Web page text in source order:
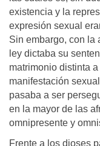
existencia y la
expresión sexual
Sin embargo, con la
ley dictaba su
matrimonio distinta
manifestación
pasaba a ser
en la mayor de las
omnipresente y
Frente a los dioses